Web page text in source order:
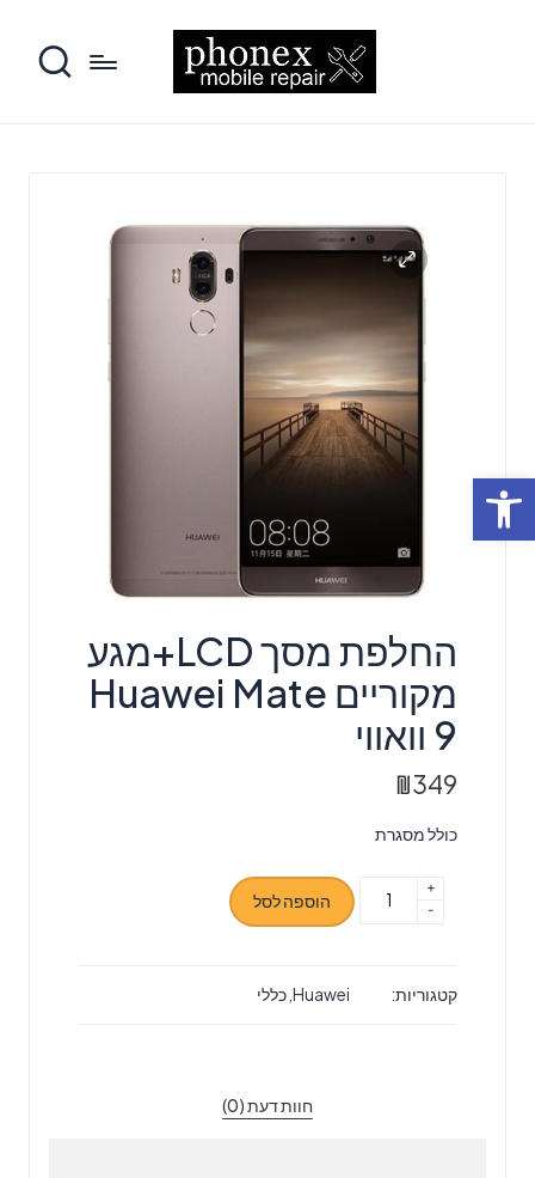
פתח סרגל נגישות
החלפת מסך LCD+מגע
מקוריים Huawei Mate
9 וואווי
₪349
כולל מסגרת
כמות
LCD+מגע
-
+
הוספה לסל
קטגוריות: Huawei כללי
חוות דעת (0)